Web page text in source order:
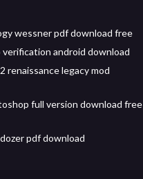
wessner pdf download free
verification android download
renaissance legacy mod
full version download free
pdf download